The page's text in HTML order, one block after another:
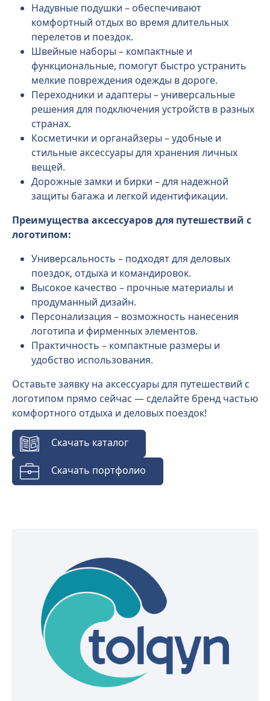
Надувные подушки – обеспечивают
комфортный отдых во время длительных
перелетов и поездок.
Швейные наборы – компактные и
функциональные, помогут быстро устранить
мелкие повреждения одежды в дороге.
Переходники и адаптеры – универсальные
решения для подключения устройств в разных
странах.
Косметички и органайзеры – удобные и
стильные аксессуары для хранения личных
вещей.
Дорожные замки и бирки – для надежной
защиты багажа и легкой идентификации.
Преимущества аксессуаров для путешествий с
логотипом:
Универсальность – подходят для деловых
поездок, отдыха и командировок.
Высокое качество – прочные материалы и
продуманный дизайн.
Персонализация – возможность нанесения
логотипа и фирменных элементов.
Практичность – компактные размеры и
удобство использования.
Оставьте заявку на аксессуары для путешествий с
логотипом прямо сейчас — сделайте бренд частью
комфортного отдыха и деловых поездок!
Скачать каталог
Скачать портфолио